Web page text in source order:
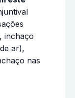
inchaço
ar),
nas